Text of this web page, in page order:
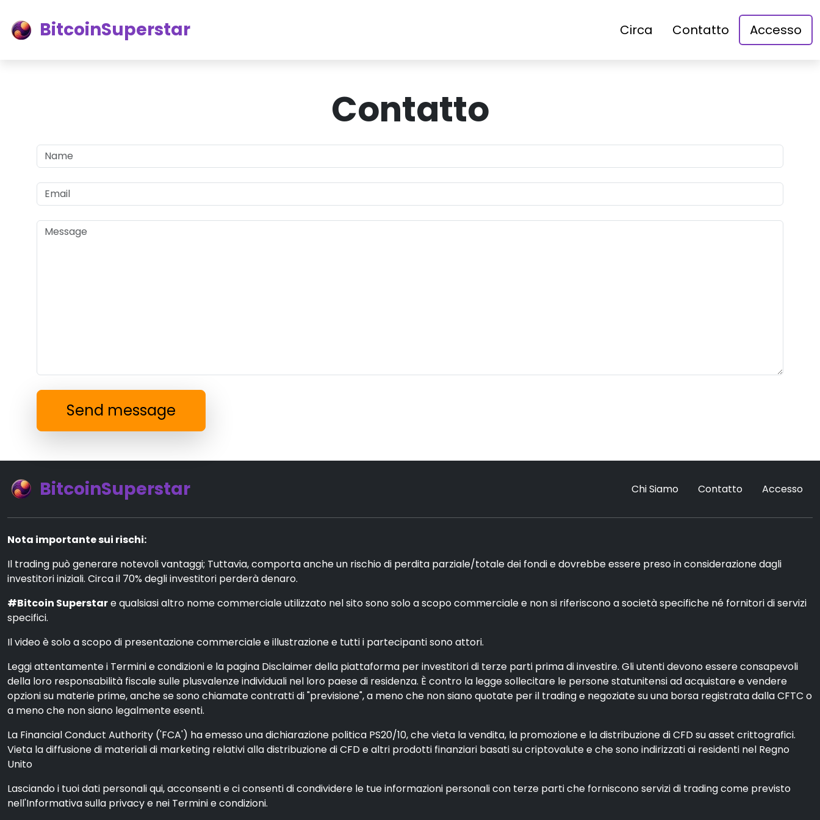
BitcoinSuperstar Circa Contatto Accesso
Contatto
Send message
BitcoinSuperstar Chi Siamo Contatto Accesso
Nota importante sui rischi:
Il trading può generare notevoli vantaggi; Tuttavia, comporta anche un rischio di perdita parziale/totale dei fondi e dovrebbe essere preso in considerazione dagli
investitori iniziali. Circa il 70% degli investitori perderà denaro.
#Bitcoin Superstare qualsiasi altro nome commerciale utilizzato nel sito sono solo a scopo commerciale e non si riferiscono a società specifiche né fornitori di servizi
specifici.
Il video è solo a scopo di presentazione commerciale e illustrazione e tutti i partecipanti sono attori.
Leggi attentamente i Termini e condizioni e la pagina Disclaimer della piattaforma per investitori di terze parti prima di investire. Gli utenti devono essere consapevoli
della loro responsabilità fiscale sulle plusvalenze individuali nel loro paese di residenza. È contro la legge sollecitare le persone statunitensi ad acquistare e vendere
opzioni su materie prime, anche se sono chiamate contratti di "previsione", a meno che non siano quotate per il trading e negoziate su una borsa registrata dalla CFTC o
a meno che non siano legalmente esenti.
La Financial Conduct Authority ('FCA') ha emesso una dichiarazione politica PS20/10, che vieta la vendita, la promozione e la distribuzione di CFD su asset crittografici.
Vieta la diffusione di materiali di marketing relativi alla distribuzione di CFD e altri prodotti finanziari basati su criptovalute e che sono indirizzati ai residenti nel Regno
Unito
Lasciando i tuoi dati personali qui, acconsenti e ci consenti di condividere le tue informazioni personali con terze parti che forniscono servizi di trading come previsto
nell'Informativa sulla privacy e nei Termini e condizioni.